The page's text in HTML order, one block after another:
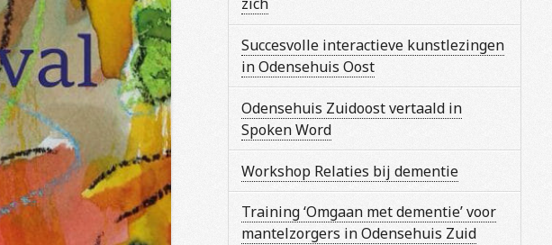
Succesvolle interactieve kunstlezingen
in Odensehuis Oost
Odensehuis Zuidoost vertaald in
Spoken Word
Workshop Relaties bij dementie
Training ‘Omgaan met dementie’ voor
mantelzorgers in Odensehuis Zuid